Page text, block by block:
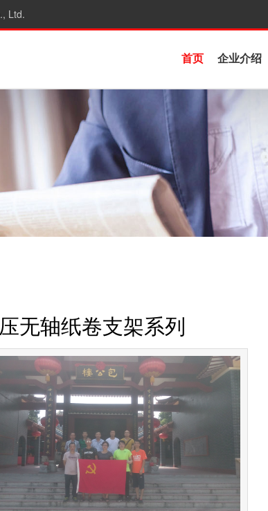
Ltd.
首页 企业介绍
无轴纸卷支架系列